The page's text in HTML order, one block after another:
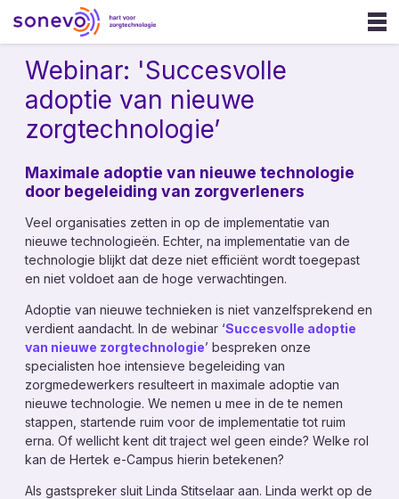
Ouderenzorg
Gehandicaptenzorg
GGZ
Onze oplossing
Sonevo Touchpoints
Sonevo App
Sonevo Zorgcentrale
Sonevo Inzicht
Sonevo Portal
Zorgalarmering
Toezichthoudende domotica
Leefcirkels
Persoonsbeveiliging
Leefstijlmonitoring
Webinar: 'Succesvolle
adoptie van nieuwe
zorgtechnologie’
Maximale adoptie van nieuwe technologie
door begeleiding van zorgverleners
Veel organisaties zetten in op de implementatie van
nieuwe technologieën. Echter, na implementatie van de
technologie blijkt dat deze niet efficiënt wordt toegepast
en niet voldoet aan de hoge verwachtingen.
Adoptie van nieuwe technieken is niet vanzelfsprekend en
verdient aandacht. In de webinar ‘Succesvolle adoptie
van nieuwe zorgtechnologie’ bespreken onze
specialisten hoe intensieve begeleiding van
zorgmedewerkers resulteert in maximale adoptie van
nieuwe technologie. We nemen u mee in de te nemen
stappen, startende ruim voor de implementatie tot ruim
erna. Of wellicht kent dit traject wel geen einde? Welke rol
kan de Hertek e-Campus hierin betekenen?
Als gastspreker sluit Linda Stitselaar aan. Linda werkt op de